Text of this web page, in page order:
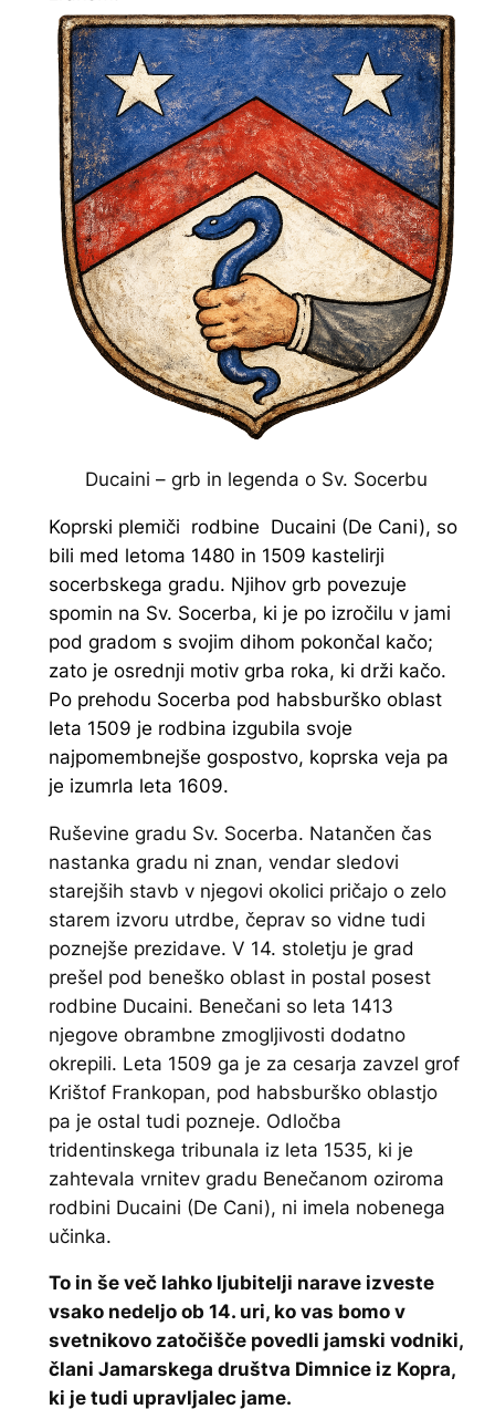
Ducaini – grb in legenda o Sv. Socerbu
Koprski plemiči rodbine Ducaini (De Cani), so
bili med letoma 1480 in 1509 kastelirji
socerbskega gradu. Njihov grb povezuje
spomin na Sv. Socerba, ki je po izročilu v jami
pod gradom s svojim dihom pokončal kačo;
zato je osrednji motiv grba roka, ki drži kačo.
Po prehodu Socerba pod habsburško oblast
leta 1509 je rodbina izgubila svoje
najpomembnejše gospostvo, koprska veja pa
je izumrla leta 1609.
Ruševine gradu Sv. Socerba. Natančen čas
nastanka gradu ni znan, vendar sledovi
starejših stavb v njegovi okolici pričajo o zelo
starem izvoru utrdbe, čeprav so vidne tudi
poznejše prezidave. V 14. stoletju je grad
prešel pod beneško oblast in postal posest
rodbine Ducaini. Benečani so leta 1413
njegove obrambne zmogljivosti dodatno
okrepili. Leta 1509 ga je za cesarja zavzel grof
Krištof Frankopan, pod habsburško oblastjo
pa je ostal tudi pozneje. Odločba
tridentinskega tribunala iz leta 1535, ki je
zahtevala vrnitev gradu Benečanom oziroma
rodbini Ducaini (De Cani), ni imela nobenega
učinka.
To in še več lahko ljubitelji narave izveste
vsako nedeljo ob 14. uri, ko vas bomo v
svetnikovo zatočišče povedli jamski vodniki,
člani Jamarskega društva Dimnice iz Kopra,
ki je tudi upravljalec jame.